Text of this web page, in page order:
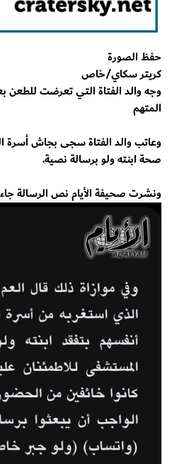
حفظ الصورة
كريتر سكاي/خاص
وجه والد الفتاة التي تعرضت للطعن
المتهم
وعاتب والد الفتاة سجى بجاش أسرة
صحة ابنته ولو برسالة نصية.
ونشرت صحيفة الأيام نص الرسالة جاء